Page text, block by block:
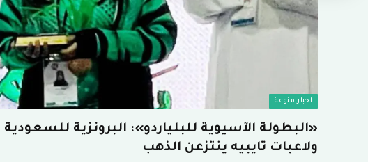
اخبار منوعة
«البطولة الآسيوية للبلياردو»: البرونزية
ولاعبات تايبيه ينتزعن الذهب